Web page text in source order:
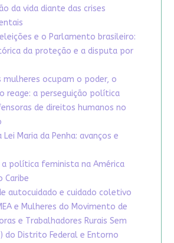
da vida diante das crises
e o Parlamento brasileiro:
da proteção e a disputa por
mulheres ocupam o poder, o
reage: a perseguição política
de direitos humanos no
Lei Maria da Penha: avanços e
a política feminista na América
Caribe
autocuidado e cuidado coletivo
e Mulheres do Movimento de
e Trabalhadores Rurais Sem
do Distrito Federal e Entorno